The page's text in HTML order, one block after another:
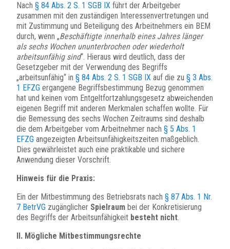
Nach § 84 Abs. 2 S. 1 SGB IX führt der Arbeitgeber
zusammen mit den zuständigen Interessenvertretungen und
mit Zustimmung und Beteiligung des Arbeitnehmers ein BEM
durch, wenn „Beschäftigte innerhalb eines Jahres länger
als sechs Wochen ununterbrochen oder wiederholt
arbeitsunfähig sind“. Hieraus wird deutlich, dass der
Gesetzgeber mit der Verwendung des Begriffs
„arbeitsunfähig“ in § 84 Abs. 2 S. 1 SGB IX auf die zu § 3 Abs.
1 EFZG ergangene Begriffsbestimmung Bezug genommen
hat und keinen vom Entgeltfortzahlungsgesetz abweichenden
eigenen Begriff mit anderen Merkmalen schaffen wollte. Für
die Bemessung des sechs Wochen Zeitraums sind deshalb
die dem Arbeitgeber vom Arbeitnehmer nach § 5 Abs. 1
EFZG angezeigten Arbeitsunfähigkeitszeiten maßgeblich.
Dies gewährleistet auch eine praktikable und sichere
Anwendung dieser Vorschrift.
Hinweis für die Praxis:
Ein der Mitbestimmung des Betriebsrats nach § 87 Abs. 1 Nr.
7 BetrVG zugänglicher Spielraum bei der Konkretisierung
des Begriffs der Arbeitsunfähigkeit besteht nicht.
II. Mögliche Mitbestimmungsrechte